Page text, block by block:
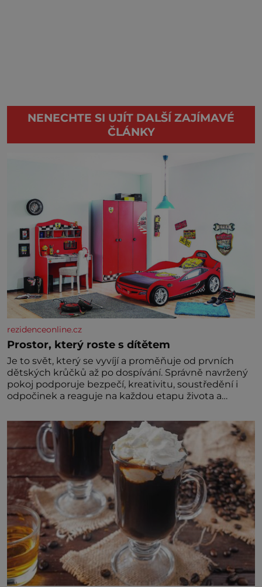
NENECHTE SI UJÍT DALŠÍ ZAJÍMAVÉ
ČLÁNKY
rezidenceonline.cz
Prostor, který roste s dítětem
Je to svět, který se vyvíjí a proměňuje od prvních
dětských krůčků až po dospívání. Správně navržený
pokoj podporuje bezpečí, kreativitu, soustředění i
odpočinek a reaguje na každou etapu života a
jednoduchost, měkkost a bezpečí, proto by pokoj
miminka měl působit především klidně a útulně.
Předškolní věk je